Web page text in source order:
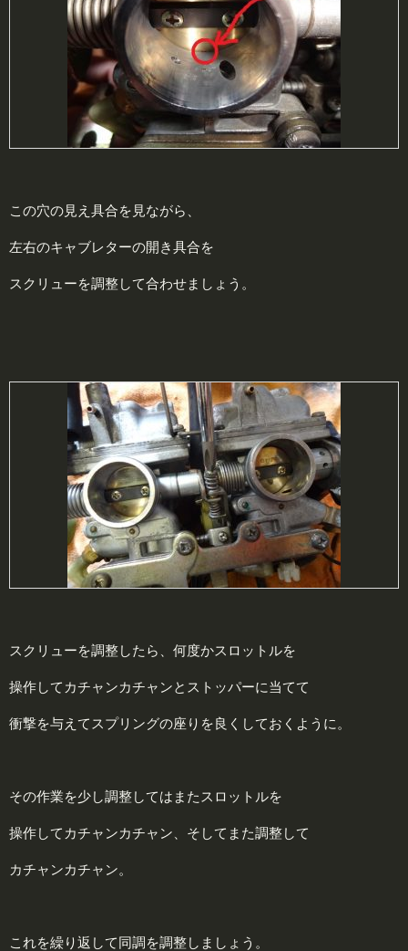
この穴の見え具合を見ながら、
左右のキャブレターの開き具合を
スクリューを調整して合わせましょう。
スクリューを調整したら、何度かスロットルを
操作してカチャンカチャンとストッパーに当てて
衝撃を与えてスプリングの座りを良くしておくように。
その作業を少し調整してはまたスロットルを
操作してカチャンカチャン、そしてまた調整して
カチャンカチャン。
これを繰り返して同調を調整しましょう。